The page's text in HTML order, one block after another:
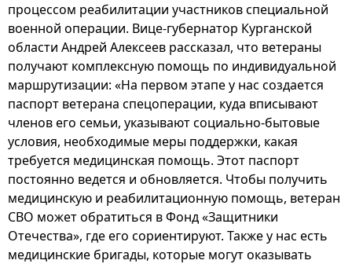
процессом реабилитации участников специальной
военной операции. Вице-губернатор Курганской
области Андрей Алексеев рассказал, что ветераны
получают комплексную помощь по индивидуальной
маршрутизации: «На первом этапе у нас создается
паспорт ветерана спецоперации, куда вписывают
членов его семьи, указывают социально-бытовые
условия, необходимые меры поддержки, какая
требуется медицинская помощь. Этот паспорт
постоянно ведется и обновляется. Чтобы получить
медицинскую и реабилитационную помощь, ветеран
СВО может обратиться в Фонд «Защитники
Отечества», где его сориентируют. Также у нас есть
медицинские бригады, которые могут оказывать